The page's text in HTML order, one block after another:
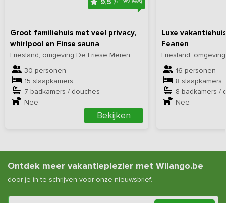
9,5(61 reviews)
Groot familiehuis met veel privacy,
whirlpool en Finse sauna
Friesland, omgeving De Friese Meren
30 personen
15 slaapkamers
7 badkamers / douches
Nee
Bekijken
Luxe
Feanen
Friesland,
16 personen
8 slaapkamers
8 badkamers /
Nee
Ontdek meer vakantieplezier met Wilango.be
door je in te schrijven voor onze nieuwsbrief.